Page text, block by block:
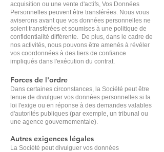
acquisition ou une vente d'actifs, Vos Données
Personnelles peuvent être transférées. Nous vous
aviserons avant que vos données personnelles ne
soient transférées et soumises à une politique de
confidentialité différente. De plus, dans le cadre de
nos activités, nous pouvons être amenés à révéler
vos coordonnées à des tiers de confiance
impliqués dans l'exécution du contrat.
Forces de l'ordre
Dans certaines circonstances, la Société peut être
tenue de divulguer vos données personnelles si la
loi l'exige ou en réponse à des demandes valables
d'autorités publiques (par exemple, un tribunal ou
une agence gouvernementale).
Autres exigences légales
La Société peut divulguer vos données